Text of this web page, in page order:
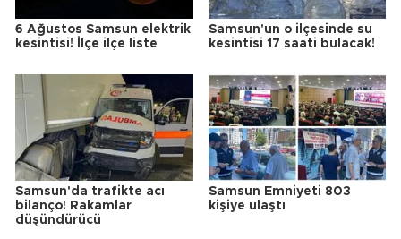
6 Ağustos Samsun elektrik
kesintisi! İlçe ilçe liste
Samsun'un o ilçesinde su
kesintisi 17 saati bulacak!
Samsun'da trafikte acı
bilanço! Rakamlar
düşündürücü
Samsun Emniyeti 803
kişiye ulaştı